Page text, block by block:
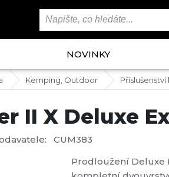
NOVINKY
Kemping, Outdoor
II X Deluxe
CUM383
Prodloužení Deluxe